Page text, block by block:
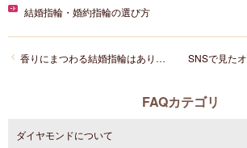
結婚指輪・婚約指輪の選び方
香りにまつわる結婚指輪はありますか？
FAQカテゴリ
ダイヤモンドについて